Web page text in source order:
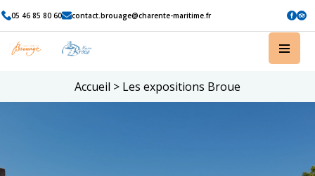
05 46 85 80 60 contact.brouage@charente-maritime.fr
Accueil > Les expositions Broue